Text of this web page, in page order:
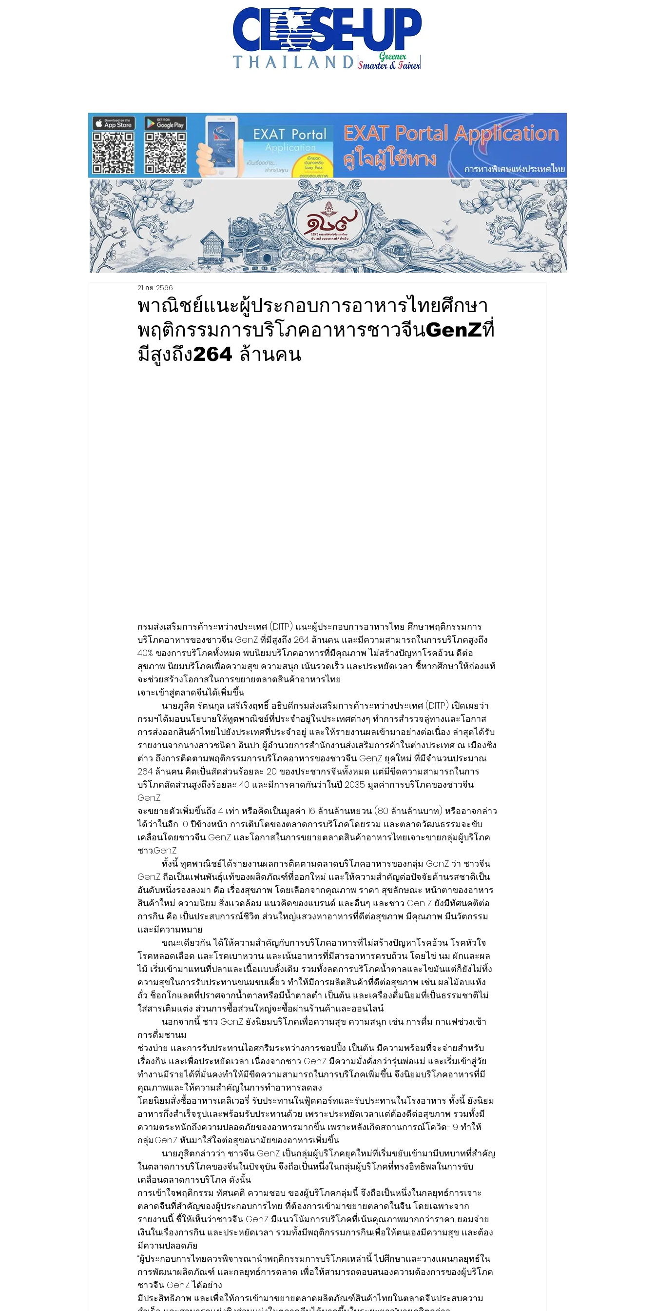
พาณิชย์แนะผู้ประกอบการอาหารไทยศึกษา
พฤติกรรมการบริโภคอาหารชาวจีนGenZที่
มีสูงถึง264 ล้านคน
21 ก.ย. 2566
กรมส่งเสริมการค้าระหว่างประเทศ (DITP) แนะผู้ประกอบการอาหารไทย ศึกษาพฤติกรรมการ
บริโภคอาหารของชาวจีน Gen.Z ที่มีสูงถึง 264 ล้านคน และมีความสามารถในการบริโภคสูงถึง
40% ของการบริโภคทั้งหมด พบนิยมบริโภคอาหารที่มีคุณภาพ ไม่สร้างปัญหาโรคอ้วน ดีต่อ
สุขภาพ นิยมบริโภคเพื่อความสุข ความสนุก เน้นรวดเร็ว และประหยัดเวลา ชี้หากศึกษาให้ถ่องแท้
จะช่วยสร้างโอกาสในการขยายตลาดสินค้าอาหารไทย
เจาะเข้าสู่ตลาดจีนได้เพิ่มขึ้น
กรมฯได้มอบนโยบายให้ทูตพาณิชย์ที่ประจำอยู่ในประเทศต่างๆ ทำการสำรวจลู่ทางและโอกาส
การส่งออกสินค้าไทยไปยังประเทศที่ประจำอยู่ และให้รายงานผลเข้ามาอย่างต่อเนื่อง ล่าสุดได้รับ
รายงานจากนางสาวชนิดา อินปา ผู้อำนวยการสำนักงานส่งเสริมการค้าในต่างประเทศ ณ เมืองชิง
ต่าว ถึงการติดตามพฤติกรรมการบริโภคอาหารของชาวจีน Gen.Z ยุคใหม่ ที่มีจำนวนประมาณ
264 ล้านคน คิดเป็นสัดส่วนร้อยละ 20 ของประชากรจีนทั้งหมด แต่มีขีดความสามารถในการ
บริโภคสัดส่วนสูงถึงร้อยละ 40 และมีการคาดกันว่าในปี 2035 มูลค่าการบริโภคของชาวจีน
Gen.Z
จะขยายตัวเพิ่มขึ้นถึง 4 เท่า หรือคิดเป็นมูลค่า 16 ล้านล้านหยวน (80 ล้านล้านบาท) หรืออาจกล่าว
ได้ว่าในอีก 10 ปีข้างหน้า การเติบโตของตลาดการบริโภคโดยรวม และตลาดวัฒนธรรมจะขับ
เคลื่อนโดยชาวจีน Gen.Z และโอกาสในการขยายตลาดสินค้าอาหารไทยเจาะขายกลุ่มผู้บริโภค
ชาว.Gen.Z
Gen.Z ถือเป็นแฟนพันธุ์แท้ของผลิตภัณฑ์ที่ออกใหม่ และให้ความสำคัญต่อปัจจัยด้านรสชาติเป็น
อันดับหนึ่งรองลงมา คือ เรื่องสุขภาพ โดยเลือกจากคุณภาพ ราคา สุขลักษณะ หน้าตาของอาหาร
สินค้าใหม่ ความนิยม สิ่งแวดล้อม แนวคิดของแบรนด์ และอื่นๆ และชาว Gen Z ยังมีทัศนคติต่อ
การกิน คือ เป็นประสบการณ์ชีวิต ส่วนใหญ่แสวงหาอาหารที่ดีต่อสุขภาพ มีคุณภาพ มีนวัตกรรม
และมีความหมาย
โรคหลอดเลือด และโรคเบาหวาน และเน้นอาหารที่มีสารอาหารครบถ้วน โดยไข่ นม ผักและผล
ไม้ เริ่มเข้ามาแทนที่ปลาและเนื้อแบบดั้งเดิม รวมทั้งลดการบริโภคน้ำตาลและไขมันแต่ก็ยังไม่ทิ้ง
ความสุขในการรับประทานขนมขบเคี้ยว ทำให้มีการผลิตสินค้าที่ดีต่อสุขภาพ เช่น ผลไม้อบแห้ง
ถั่ว ช็อกโกแลตที่ปราศจากน้ำตาลหรือมีน้ำตาลต่ำ เป็นต้น และเครื่องดื่มนิยมที่เป็นธรรมชาติไม่
ใส่สารเติมแต่ง ส่วนการซื้อส่วนใหญ่จะซื้อผ่านร้านค้าและออนไลน์
การดื่มชานม
ช่วงบ่าย และการรับประทานไอศกรีมระหว่างการชอปปิ้ง เป็นต้น มีความพร้อมที่จะจ่ายสำหรับ
เรื่องกิน และเพื่อประหยัดเวลา เนื่องจากชาว Gen.Z มีความมั่งคั่งกว่ารุ่นพ่อแม่ และเริ่มเข้าสู่วัย
ทำงานมีรายได้ที่มั่นคงทำให้มีขีดความสามารถในการบริโภคเพิ่มขึ้น จึงนิยมบริโภคอาหารที่มี
คุณภาพและให้ความสำคัญในการทำอาหารลดลง
โดยนิยมสั่งซื้ออาหารเดลิเวอรี่ รับประทานในฟู้ดคอร์ทและรับประทานในโรงอาหาร ทั้งนี้ ยังนิยม
อาหารกึ่งสำเร็จรูปและพร้อมรับประทานด้วย เพราะประหยัดเวลาแต่ต้องดีต่อสุขภาพ รวมทั้งมี
ความตระหนักถึงความปลอดภัยของอาหารมากขึ้น เพราะหลังเกิดสถานการณ์โควิด-19 ทำให้
กลุ่ม.Gen.Z หันมาใส่ใจต่อสุขอนามัยของอาหารเพิ่มขึ้น
ในตลาดการบริโภคของจีนในปัจจุบัน จึงถือเป็นหนึ่งในกลุ่มผู้บริโภคที่ทรงอิทธิพลในการขับ
เคลื่อนตลาดการบริโภค ดังนั้น
การเข้าใจพฤติกรรม ทัศนคติ ความชอบ ของผู้บริโภคกลุ่มนี้ จึงถือเป็นหนึ่งในกลยุทธ์การเจาะ
ตลาดจีนที่สำคัญของผู้ประกอบการไทย ที่ต้องการเข้ามาขยายตลาดในจีน โดยเฉพาะจาก
รายงานนี้ ชี้ให้เห็นว่าชาวจีน Gen.Z มีแนวโน้มการบริโภคที่เน้นคุณภาพมากกว่าราคา ยอมจ่าย
เงินในเรื่องการกิน และประหยัดเวลา รวมทั้งมีพฤติกรรมการกินเพื่อให้ตนเองมีความสุข และต้อง
มีความปลอดภัย
“ผู้ประกอบการไทยควรพิจารณานำพฤติกรรมการบริโภคเหล่านี้ ไปศึกษาและวางแผนกลยุทธ์ใน
การพัฒนาผลิตภัณฑ์ และกลยุทธ์การตลาด เพื่อให้สามารถตอบสนองความต้องการของผู้บริโภค
ชาวจีน Gen.Z ได้อย่าง
มีประสิทธิภาพ และเพื่อให้การเข้ามาขยายตลาดผลิตภัณฑ์สินค้าไทยในตลาดจีนประสบความ